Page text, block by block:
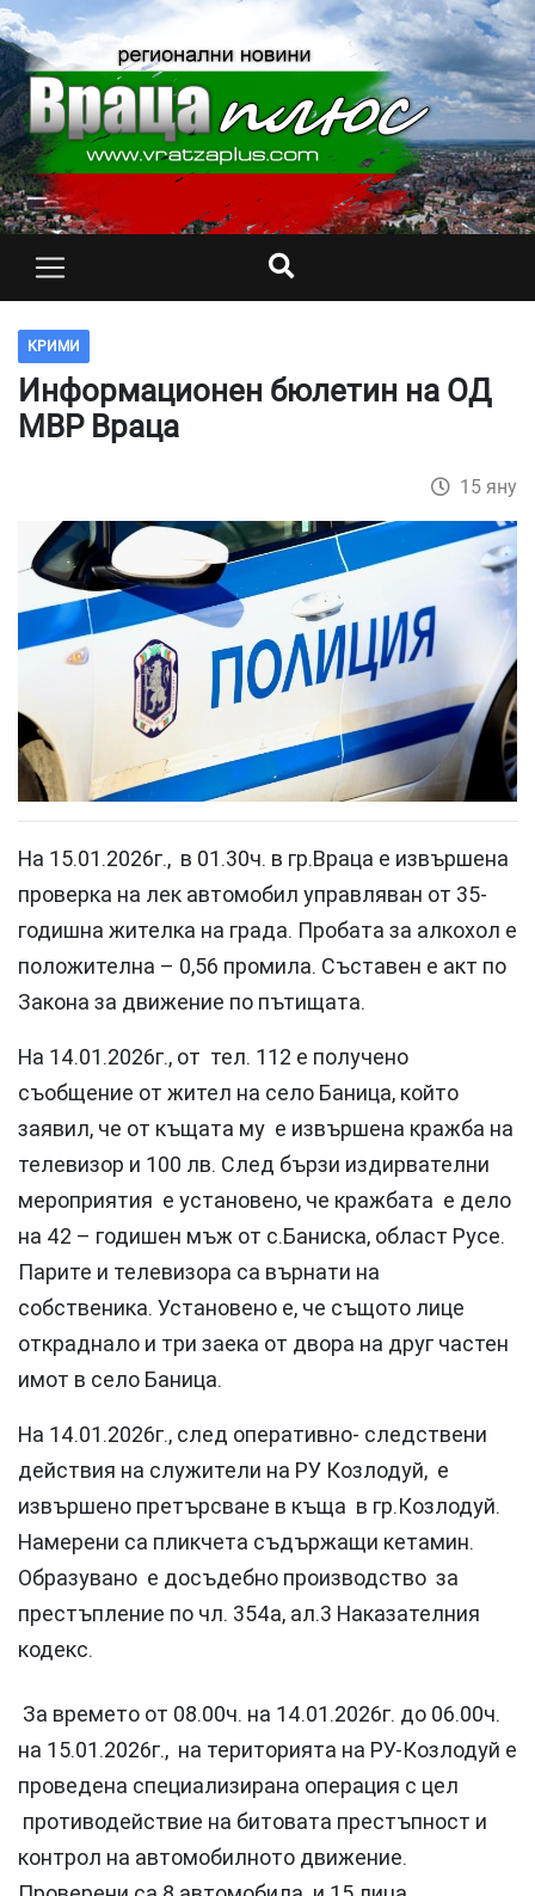
КРИМИ
Информационен бюлетин на ОД
МВР Враца
15 яну
На 15.01.2026г., в 01.30ч. в гр.Враца е извършена
проверка на лек автомобил управляван от 35-
годишна жителка на града. Пробата за алкохол е
положителна – 0,56 промила. Съставен е акт по
Закона за движение по пътищата.
На 14.01.2026г., от тел. 112 е получено
съобщение от жител на село Баница, който
заявил, че от къщата му е извършена кражба на
телевизор и 100 лв. След бързи издирвателни
мероприятия е установено, че кражбата е дело
на 42 – годишен мъж от с.Баниска, област Русе.
Парите и телевизора са върнати на
собственика. Установено е, че същото лице
откраднало и три заека от двора на друг частен
имот в село Баница.
На 14.01.2026г., след оперативно- следствени
действия на служители на РУ Козлодуй, е
извършено претърсване в къща в гр.Козлодуй.
Намерени са пликчета съдържащи кетамин.
Образувано е досъдебно производство за
престъпление по чл. 354а, ал.3 Наказателния
кодекс.
За времето от 08.00ч. на 14.01.2026г. до 06.00ч.
на 15.01.2026г., на територията на РУ-Козлодуй е
проведена специализирана операция с цел
противодействие на битовата престъпност и
контрол на автомобилното движение.